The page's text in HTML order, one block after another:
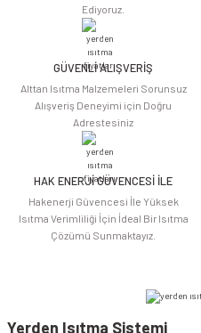
Ürün bilgilerinde hatalar
Ürün fiyatı diğer sitelerden daha
Bu ürüne benzer farklı alternatifler
Ediyoruz.
GÜVENLİ ALIŞVERİŞ
Alttan Isıtma Malzemeleri Sorunsuz
Alışveriş Deneyimi için Doğru
Adrestesiniz
HAK ENERJİ GÜVENCESİ İLE
Hakenerji Güvencesi İle Yüksek
Isıtma Verimliliği İçin İdeal Bir Isıtma
Çözümü Sunmaktayız.
Yerden Isıtma Sistemi